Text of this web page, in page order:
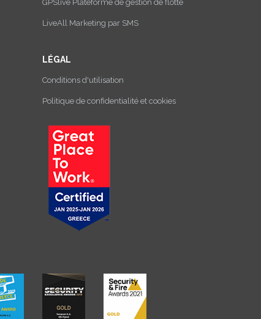
GPSlive Plateforme de gestion de flotte
LiveAll Marketing par SMS
LÉGAL
Conditions d'utilisation
Politique de confidentialité et cookies